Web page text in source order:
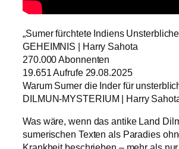
„Sumer fürchtete Indiens
GEHEIMNIS | Harry Sahota
270.000 Abonnenten
19.651 Aufrufe 29.08.2025
Warum Sumer die Inder für
DILMUN-MYSTERIUM | Harry
Was wäre, wenn das antike Land
sumerischen Texten als Paradies